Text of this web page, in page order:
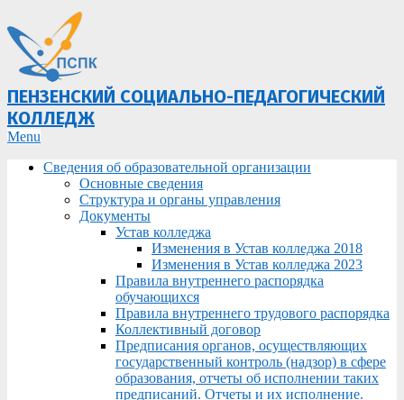
ПЕНЗЕНСКИЙ СОЦИАЛЬНО-ПЕДАГОГИЧЕСКИЙ
КОЛЛЕДЖ
Primary
Menu
Menu
Сведения об образовательной организации
Основные сведения
Структура и органы управления
Документы
Устав колледжа
Изменения в Устав колледжа 2018
Изменения в Устав колледжа 2023
Правила внутреннего распорядка
обучающихся
Правила внутреннего трудового распорядка
Коллективный договор
Предписания органов, осуществляющих
государственный контроль (надзор) в сфере
образования, отчеты об исполнении таких
предписаний. Отчеты и их исполнение.